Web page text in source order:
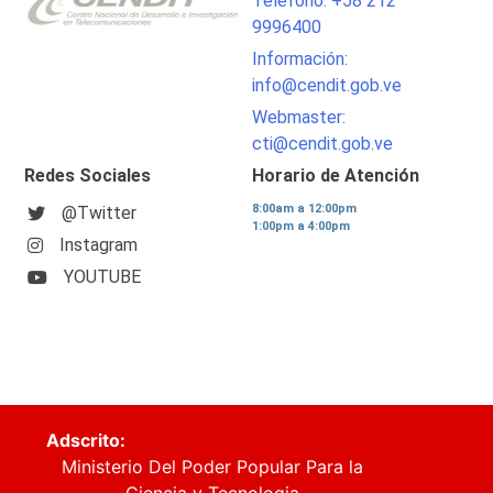
9996400
Información:
info@cendit.gob.ve
Webmaster:
cti@cendit.gob.ve
Redes Sociales
@Twitter
Instagram
YOUTUBE
Horario de Atención
8:00am a 12:00pm
1:00pm a 4:00pm
Adscrito:
Ministerio Del Poder Popular Para la